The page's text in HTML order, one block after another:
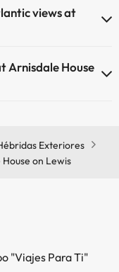
views at
Arnisdale House
Exteriores
on Lewis
"Viajes Para Ti"